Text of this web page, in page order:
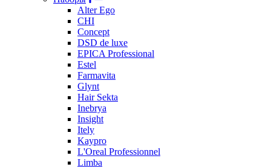
Alter Ego
CHI
Concept
DSD de luxe
EPICA Professional
Estel
Farmavita
Glynt
Hair Sekta
Inebrya
Insight
Itely
Kaypro
L'Oreal Professionnel
Limba